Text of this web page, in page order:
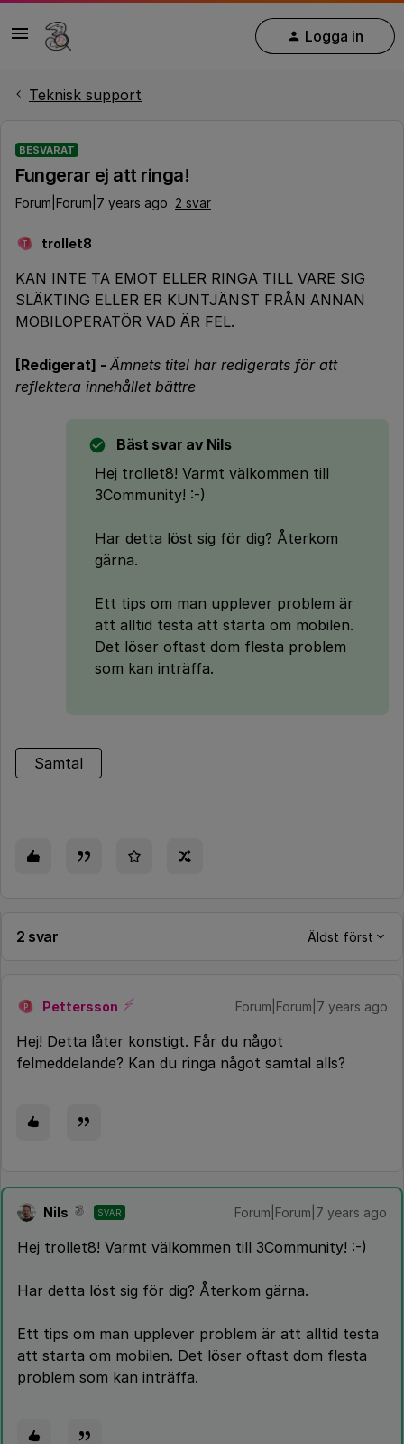
Logga in
Teknisk support
BESVARAT
Fungerar ej att ringa!
Forum|Forum|7 years ago 2 svar
T trollet8
KAN INTE TA EMOT ELLER RINGA TILL VARE SIG
SLÄKTING ELLER ER KUNTJÄNST FRÅN ANNAN
MOBILOPERATÖR VAD ÄR FEL.
[Redigerat] - Ämnets titel har redigerats för att
reflektera innehållet bättre
Bäst svar av Nils
Hej trollet8! Varmt välkommen till
3Community! :-)
Har detta löst sig för dig? Återkom
gärna.
Ett tips om man upplever problem är
att alltid testa att starta om mobilen.
Det löser oftast dom flesta problem
som kan inträffa.
Samtal
2 svar Äldst först
P Pettersson Forum|Forum|7 years ago
Hej! Detta låter konstigt. Får du något
felmeddelande? Kan du ringa något samtal alls?
Nils SVAR Forum|Forum|7 years ago
Hej trollet8! Varmt välkommen till 3Community! :-)
Har detta löst sig för dig? Återkom gärna.
Ett tips om man upplever problem är att alltid testa
att starta om mobilen. Det löser oftast dom flesta
problem som kan inträffa.